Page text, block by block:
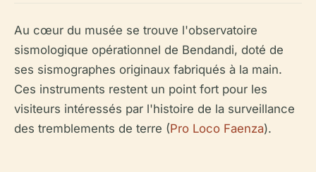
Au cœur du musée se trouve l'observatoire
sismologique opérationnel de Bendandi, doté de
ses sismographes originaux fabriqués à la main.
Ces instruments restent un point fort pour les
visiteurs intéressés par l'histoire de la surveillance
des tremblements de terre (Pro Loco Faenza).